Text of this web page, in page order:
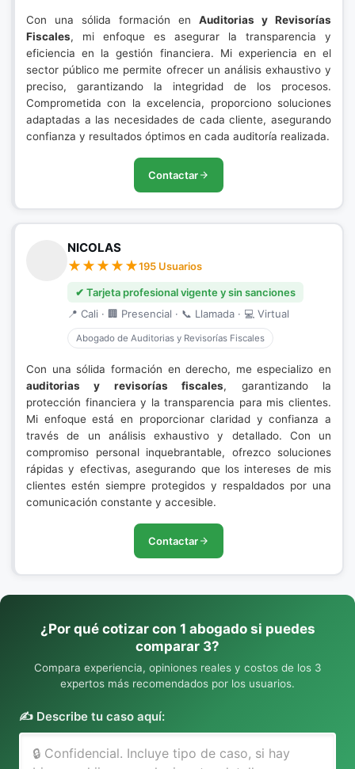
Con una sólida formación en Auditorias y Revisorías
Fiscales, mi enfoque es asegurar la transparencia y
eficiencia en la gestión financiera. Mi experiencia en el
sector público me permite ofrecer un análisis exhaustivo y
preciso, garantizando la integridad de los procesos.
Comprometida con la excelencia, proporciono soluciones
adaptadas a las necesidades de cada cliente, asegurando
confianza y resultados óptimos en cada auditoría realizada.
Contactar
NICOLAS
195 Usuarios
✔ Tarjeta profesional vigente y sin sanciones
📍 Cali · 🏢 Presencial · 📞 Llamada · 💻 Virtual
Abogado de Auditorias y Revisorías Fiscales
Con una sólida formación en derecho, me especializo en
auditorias y revisorías fiscales, garantizando la
protección financiera y la transparencia para mis clientes.
Mi enfoque está en proporcionar claridad y confianza a
través de un análisis exhaustivo y detallado. Con un
compromiso personal inquebrantable, ofrezco soluciones
rápidas y efectivas, asegurando que los intereses de mis
clientes estén siempre protegidos y respaldados por una
comunicación constante y accesible.
Contactar
¿Por qué cotizar con 1 abogado si puedes
comparar 3?
Compara experiencia, opiniones reales y costos de los 3
expertos más recomendados por los usuarios.
✍️ Describe tu caso aquí: